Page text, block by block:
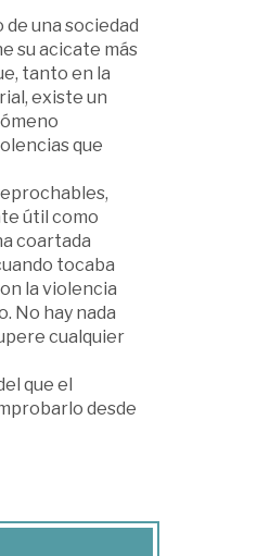
una sociedad
su acicate más
tanto en la
existe un
que
útil como
coartada
tocaba
la violencia
No hay nada
cualquier
que el
desde